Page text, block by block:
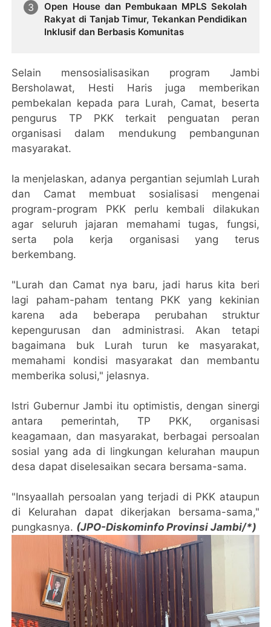
Open House dan Pembukaan MPLS Sekolah
Rakyat di Tanjab Timur, Tekankan Pendidikan
Inklusif dan Berbasis Komunitas
Selain mensosialisasikan program Jambi
Bersholawat, Hesti Haris juga memberikan
pembekalan kepada para Lurah, Camat, beserta
pengurus TP PKK terkait penguatan peran
organisasi dalam mendukung pembangunan
masyarakat.
Ia menjelaskan, adanya pergantian sejumlah Lurah
dan Camat membuat sosialisasi mengenai
program-program PKK perlu kembali dilakukan
agar seluruh jajaran memahami tugas, fungsi,
serta pola kerja organisasi yang terus
berkembang.
"Lurah dan Camat nya baru, jadi harus kita beri
lagi paham-paham tentang PKK yang kekinian
karena ada beberapa perubahan struktur
kepengurusan dan administrasi. Akan tetapi
bagaimana buk Lurah turun ke masyarakat,
memahami kondisi masyarakat dan membantu
memberika solusi," jelasnya.
Istri Gubernur Jambi itu optimistis, dengan sinergi
antara pemerintah, TP PKK, organisasi
keagamaan, dan masyarakat, berbagai persoalan
sosial yang ada di lingkungan kelurahan maupun
desa dapat diselesaikan secara bersama-sama.
"Insyaallah persoalan yang terjadi di PKK ataupun
di Kelurahan dapat dikerjakan bersama-sama,"
pungkasnya. (JPO-Diskominfo Provinsi Jambi/*)